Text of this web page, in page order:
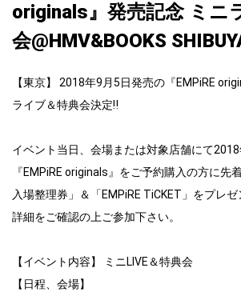
originals』発売記念 ミニ
会@HMV&BOOKS
【東京】 2018年9月5日発売の『EMPiRE
ライブ＆特典会決定‼︎
イベント当日、会場または対象店舗にて
『EMPiRE originals』をご予約購入の方に先
入場整理券」＆「EMPiRE TiCKET」をプレ
詳細をご確認の上ご参加下さい。
【イベント内容】 ミニLIVE＆特典会
【日程、会場】